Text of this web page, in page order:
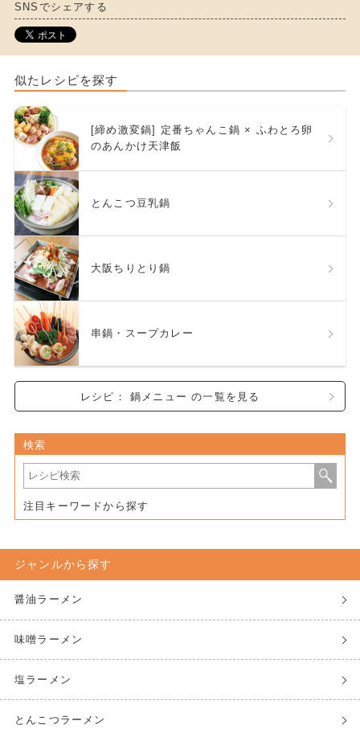
SNSでシェアする
似たレシピを探す
[締め激変鍋] 定番ちゃんこ鍋 × ふわとろ卵
のあんかけ天津飯
とんこつ豆乳鍋
大阪ちりとり鍋
串鍋・スープカレー
レシピ： 鍋メニュー の一覧を見る
検索
注目キーワードから探す
ジャンルから探す
醤油ラーメン
味噌ラーメン
塩ラーメン
とんこつラーメン